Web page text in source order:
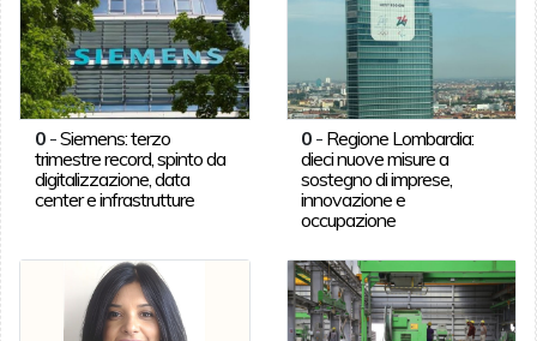
0-Siemens: terzo
trimestre record, spinto da
digitalizzazione, data
center e infrastrutture
0 - Regione Lombardia:
dieci nuove misure a
sostegno di imprese,
innovazione e
occupazione